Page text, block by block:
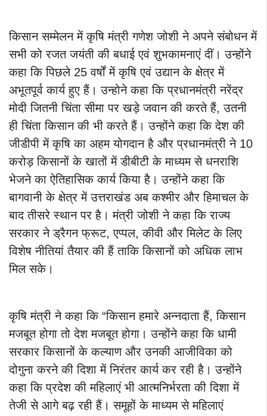
किसान सम्मेलन में कृषि मंत्री गणेश जोशी ने अपने संबोधन में
सभी को रजत जयंती की बधाई एवं शुभकामनाएं दीं। उन्होंने
कहा कि पिछले 25 वर्षों में कृषि एवं उद्यान के क्षेत्र में
अभूतपूर्व कार्य हुए हैं। उन्होने कहा कि प्रधानमंत्री नरेंद्र
मोदी जितनी चिंता सीमा पर खड़े जवान की करते हैं, उतनी
ही चिंता किसान की भी करते हैं। उन्होंने कहा कि देश की
जीडीपी में कृषि का अहम योगदान है और प्रधानमंत्री ने 10
करोड़ किसानों के खातों में डीबीटी के माध्यम से धनराशि
भेजने का ऐतिहासिक कार्य किया है। उन्होंने कहा कि
बागवानी के क्षेत्र में उत्तराखंड अब कश्मीर और हिमाचल के
बाद तीसरे स्थान पर है। मंत्री जोशी ने कहा कि राज्य
सरकार ने ड्रैगन फ्रूट, एप्पल, कीवी और मिलेट के लिए
विशेष नीतियां तैयार की हैं ताकि किसानों को अधिक लाभ
मिल सके।
कृषि मंत्री ने कहा कि “किसान हमारे अन्नदाता हैं, किसान
मजबूत होगा तो देश मजबूत होगा। उन्होंने कहा कि धामी
सरकार किसानों के कल्याण और उनकी आजीविका को
दोगुना करने की दिशा में निरंतर कार्य कर रही है। उन्होंने
कहा कि प्रदेश की महिलाएं भी आत्मनिर्भरता की दिशा में
तेजी से आगे बढ़ रही हैं। समूहों के माध्यम से महिलाएं